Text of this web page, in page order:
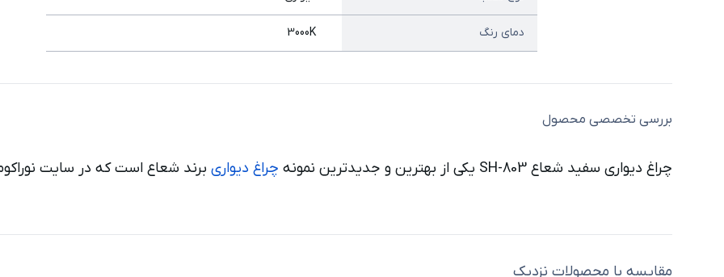
دمای رنگ 3000K
بررسی تخصصی محصول
چراغ دیواری سفید شعاع SH-803 یکی از بهترین و جدیدترین نمونه چراغ دیواری برند شعاع است که در سایت
مقایسه با محصولات نزدیک